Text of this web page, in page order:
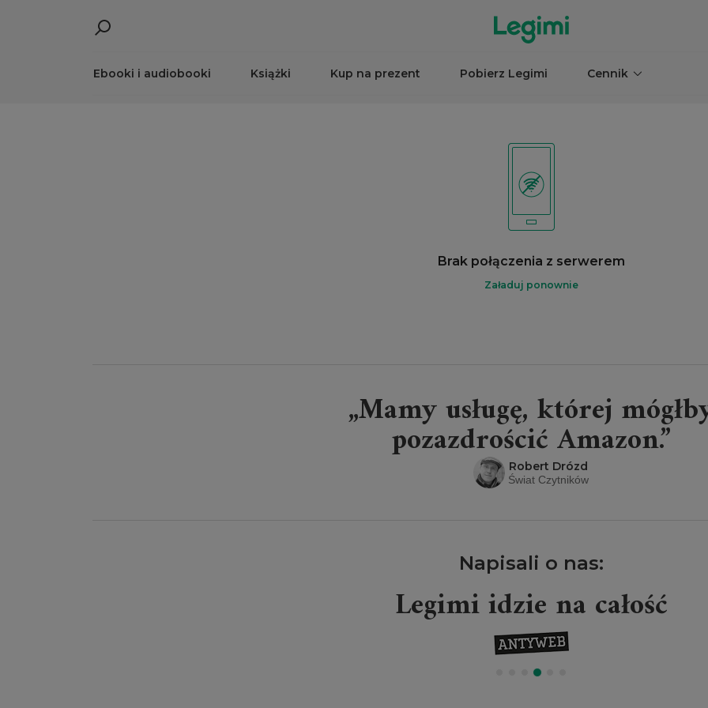
Ebooki i audiobooki Książki Kup na prezent Pobierz Legimi Cennik
Brak połączenia z serwerem
Załaduj ponownie
„Mamy usługę, której
pozazdrościć Amazon.”
Robert Drózd
Świat Czytników
Napisali o nas:
Legimi idzie na całość